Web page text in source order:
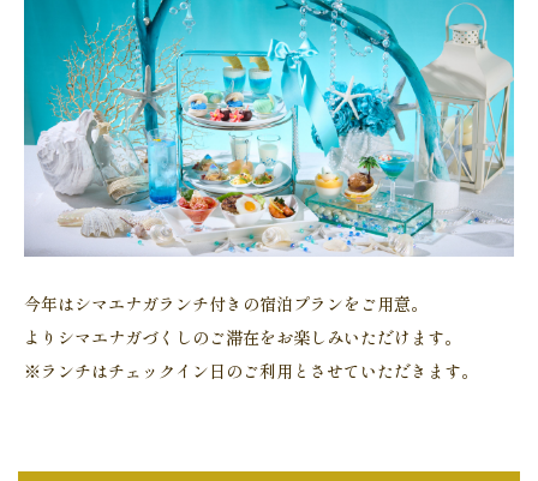
今年はシマエナガランチ付きの宿泊プランをご用意。
よりシマエナガづくしのご滞在をお楽しみいただけます。
※ランチはチェックイン日のご利用とさせていただきます。